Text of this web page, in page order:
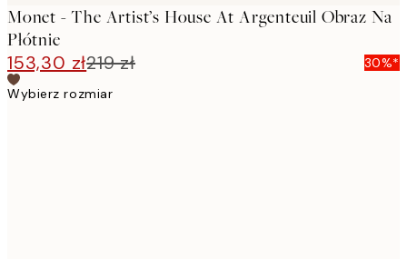
Monet - The Artist’s House At Argenteuil Obraz Na
Płótnie
153,30 zł219 zł
30%*
Wybierz rozmiar